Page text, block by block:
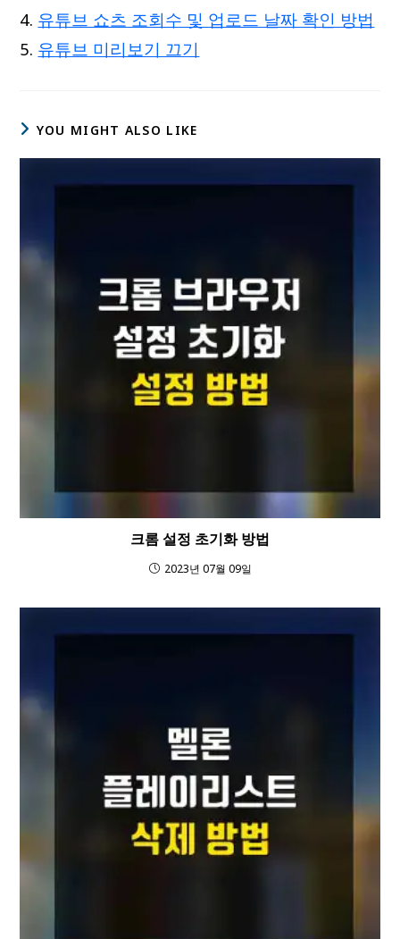
유튜브 쇼츠 조회수 및 업로드 날짜 확인 방법
유튜브 미리보기 끄기
YOU MIGHT ALSO LIKE
크롬 설정 초기화 방법
2023년 07월 09일